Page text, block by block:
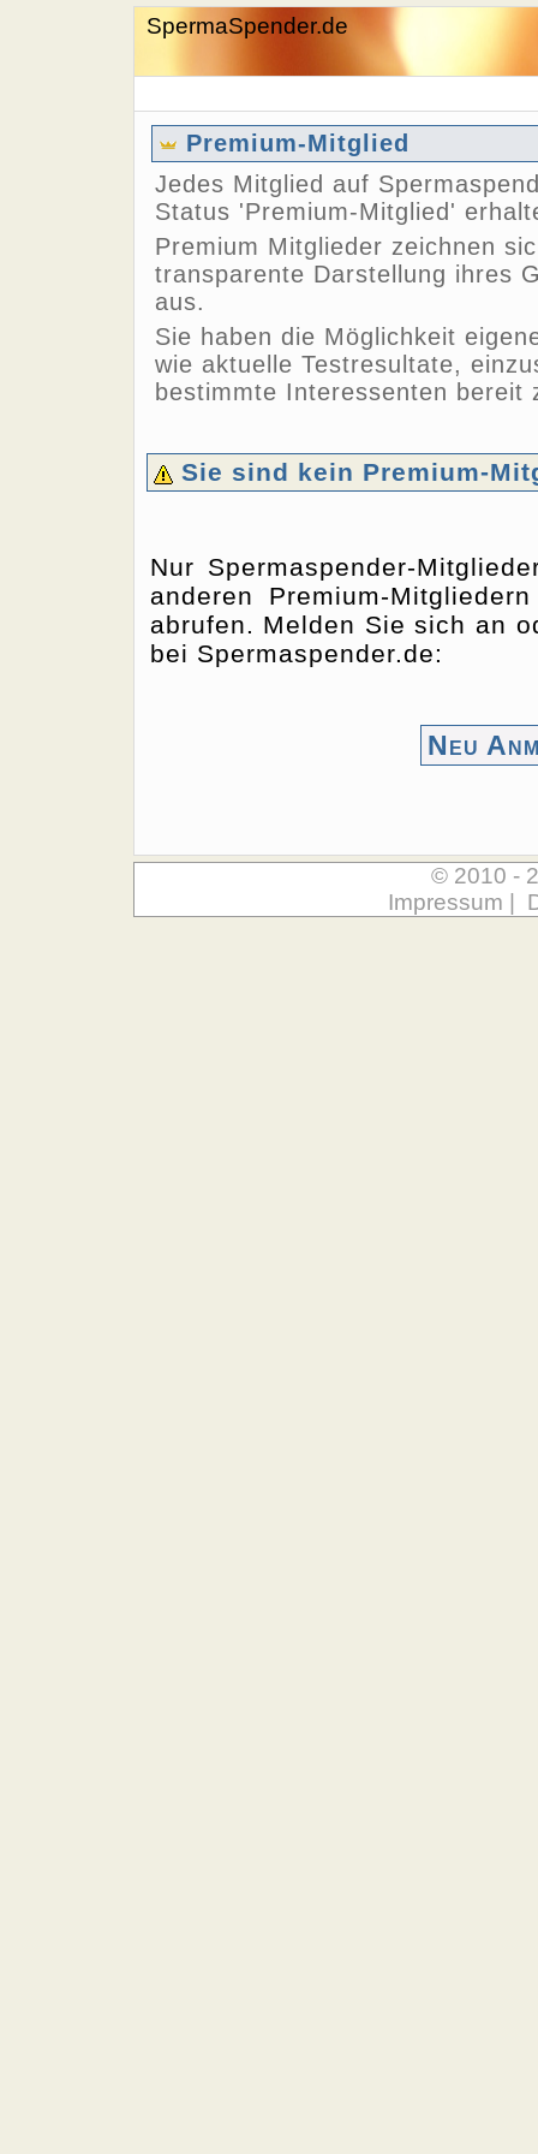
SpermaSpender.de
Premium-Mitglied
Jedes Mitglied auf
Status 'Premium-Mitglied'
Premium Mitglieder zeichnen
transparente Darstellung ihres
aus.
Sie haben die Möglichkeit
wie aktuelle Testresultate,
bestimmte Interessenten bereit
Sie sind kein Premium-
Nur Spermaspender-
anderen Premium-
abrufen. Melden Sie sich an
bei Spermaspender.de:
Neu
© 2010 -
Impressum